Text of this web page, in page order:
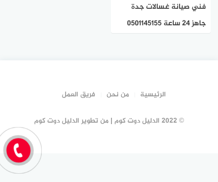
فني صيانة غسالات جدة
جاهز 24 ساعة 0501145155
الرئيسية من نحن فريق العمل
© 2022 الدليل دوت كوم | من تطوير الدليل دوت كوم